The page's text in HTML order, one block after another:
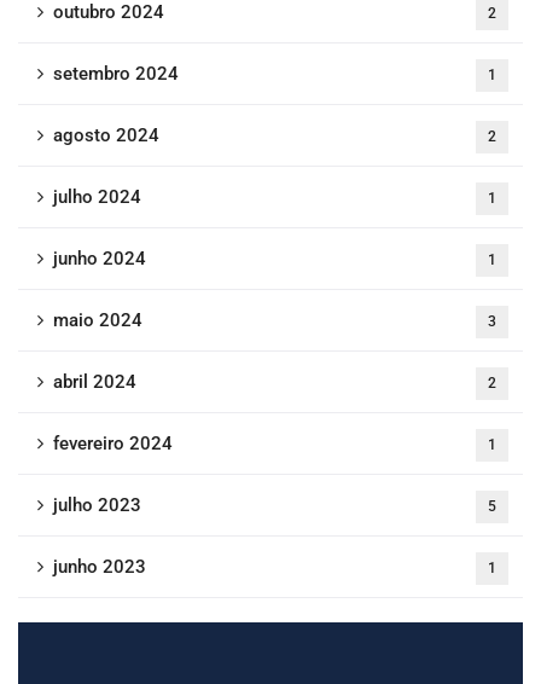
outubro 2024 2
setembro 2024 1
agosto 2024 2
julho 2024 1
junho 2024 1
maio 2024 3
abril 2024 2
fevereiro 2024 1
julho 2023 5
junho 2023 1